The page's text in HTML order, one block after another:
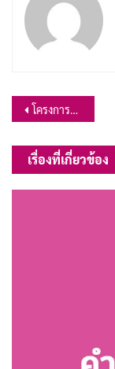
แนะแนว
เรื่อง
โครงการป้องกันและดูแลสุขภาพจากภัยฝุ่นละอองขนาดไม่เกิน 2.5 ไมครอน ปี 2566โรงพยาบาลส่งเสริมสุขภาพตำบลบ้านเขาสมอคอนองค์การบริหารส่วนตำบลเขาสมอคอน อำเภอท่าวุ้ง จังหวัดลพบุรี
เรื่องที่เกี่ยวข้อง